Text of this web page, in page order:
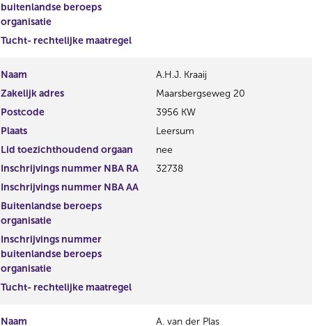
buitenlandse beroeps
organisatie
Tucht- rechtelijke maatregel
Naam
A.H.J. Kraaij
Zakelijk adres
Maarsbergseweg 20
Postcode
3956 KW
Plaats
Leersum
Lid toezichthoudend orgaan
nee
Inschrijvings nummer NBA RA
32738
Inschrijvings nummer NBA AA
Buitenlandse beroeps
organisatie
Inschrijvings nummer
buitenlandse beroeps
organisatie
Tucht- rechtelijke maatregel
Naam
A. van der Plas